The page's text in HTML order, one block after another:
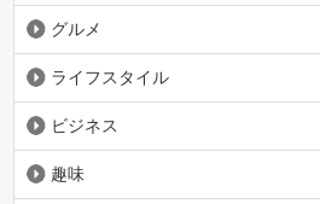
グルメ
ライフスタイル
ビジネス
趣味